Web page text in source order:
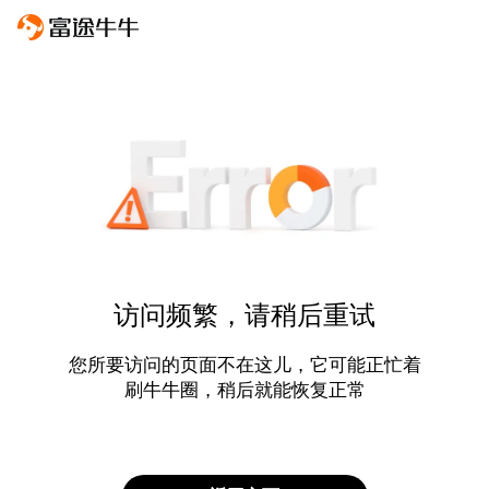
访问频繁，请稍后重试
您所要访问的页面不在这儿，它可能正忙着
刷牛牛圈，稍后就能恢复正常